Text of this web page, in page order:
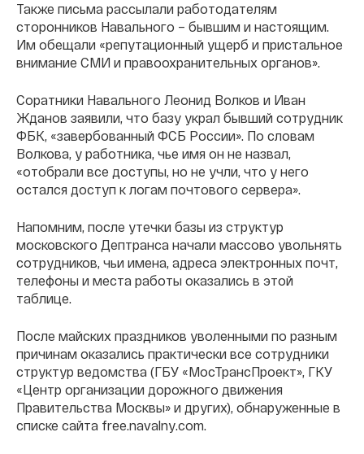
Также письма рассылали работодателям
сторонников Навального – бывшим и настоящим.
Им обещали «репутационный ущерб и пристальное
внимание СМИ и правоохранительных органов».
Соратники Навального Леонид Волков и Иван
Жданов заявили, что базу украл бывший сотрудник
ФБК, «завербованный ФСБ России». По словам
Волкова, у работника, чье имя он не назвал,
«отобрали все доступы, но не учли, что у него
остался доступ к логам почтового сервера».
Напомним, после утечки базы из структур
московского Дептранса начали массово увольнять
сотрудников, чьи имена, адреса электронных почт,
телефоны и места работы оказались в этой
таблице.
После майских праздников уволенными по разным
причинам оказались практически все сотрудники
структур ведомства (ГБУ «МосТрансПроект», ГКУ
«Центр организации дорожного движения
Правительства Москвы» и других), обнаруженные в
списке сайта free.navalny.com.